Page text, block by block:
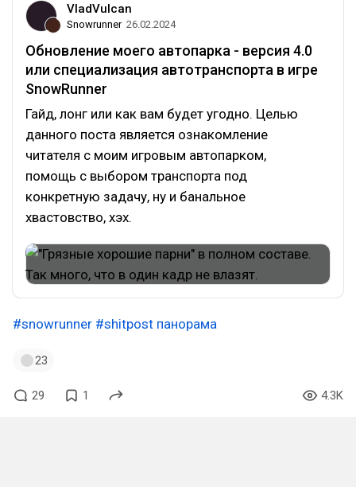
VladVulcan
Snowrunner 26.02.2024
Обновление моего автопарка - версия 4.0
или специализация автотранспорта в игре
SnowRunner
Гайд, лонг или как вам будет угодно. Целью
данного поста является ознакомление
читателя с моим игровым автопарком,
помощь с выбором транспорта под
конкретную задачу, ну и банальное
хвастовство, хэх.
#snowrunner #shitpost панорама
23
29 1 4.3K